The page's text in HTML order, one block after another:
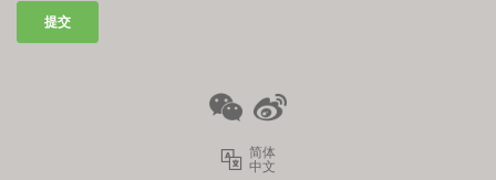
简体
中文